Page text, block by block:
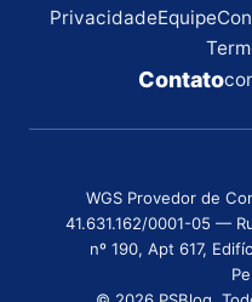
PrivacidadeEquipe
Contato
WGS Provedor de
41.631.162/0001-05 —
nº 190, Apt 617,